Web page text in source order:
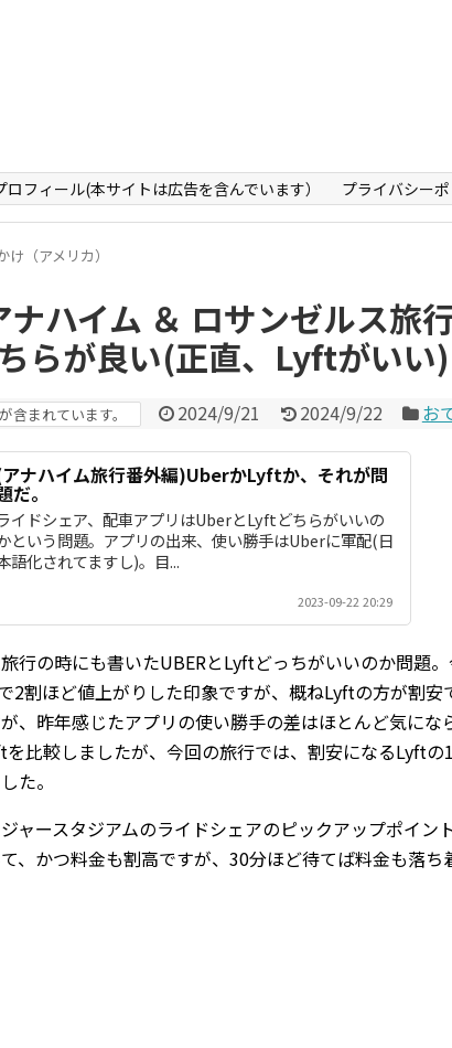
フィール(本サイトは広告を含んでいます） プライバシー
け（アメリカ）
ハイム ＆ ロサンゼルス旅
らが良い(正直、Lyftがいい)
含まれています。 2024/9/21 2024/9/22 お
ナハイム旅行番外編)UberかLyftか、それが問
だ。
イドシェア、配車アプリはUberとLyftどちらがいいの
という問題。アプリの出来、使い勝手はUberに軍配(日
語化されてますし)。目...
2023-09-22 20:29
行の時にも書いたUBERとLyftどっちがいいのか問題
2割ほど値上がりした印象ですが、概ねLyftの方が割
、昨年感じたアプリの使い勝手の差はほとんど気にな
を比較しましたが、今回の旅行では、割安になるLyftの
た。
ャースタジアムのライドシェアのピックアップポイン
、かつ料金も割高ですが、30分ほど待てば料金も落ち